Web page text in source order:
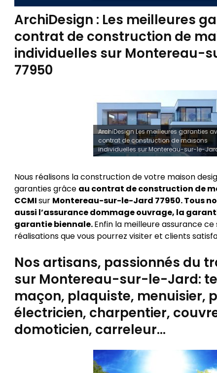
ArchiDesign : Les meilleures
contrat de construction de
individuelles sur Montereau-
77950
ArchiDesign Les meilleures garanties
contrat de construction de maisons
individuelles sur Montereau-sur-le-
Nous réalisons la construction de votre maison
garanties grâce au contrat de construction de
CCMIsur Montereau-sur-le-Jard 77950. Tous
aussi l’assurance dommage ouvrage, la
garantie biennale.Enfin la meilleure assurance
réalisations que vous pourrez visiter et clients
Nos artisans, passionnés du
sur Montereau-sur-le-Jard:
maçon, plaquiste, menuisier,
électricien, charpentier,
domoticien, carreleur…